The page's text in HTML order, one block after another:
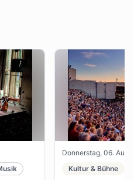
Donnerstag, 06. Aug.
Kultur & Bühne